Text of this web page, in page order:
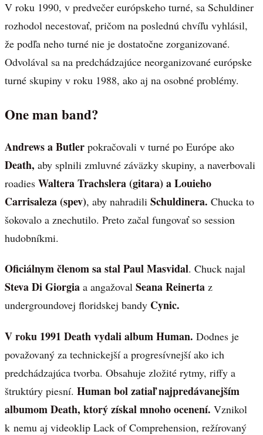
V roku 1990, v predvečer európskeho turné, sa Schuldiner
rozhodol necestovať, pričom na poslednú chvíľu vyhlásil,
že podľa neho turné nie je dostatočne zorganizované.
Odvolával sa na predchádzajúce neorganizované európske
turné skupiny v roku 1988, ako aj na osobné problémy.
One man band?
Andrews a Butler pokračovali v turné po Európe ako
Death, aby splnili zmluvné záväzky skupiny, a naverbovali
roadies Waltera Trachslera (gitara) a Louieho
Carrisaleza (spev), aby nahradili Schuldinera. Chucka to
šokovalo a znechutilo. Preto začal fungovať so session
hudobníkmi.
Oficiálnym členom sa stal Paul Masvidal. Chuck najal
Steva Di Giorgia a angažoval Seana Reinerta z
undergroundovej floridskej bandy Cynic.
V roku 1991 Death vydali album Human. Dodnes je
považovaný za technickejší a progresívnejší ako ich
predchádzajúca tvorba. Obsahuje zložité rytmy, riffy a
štruktúry piesní. Human bol zatiaľ najpredávanejším
albumom Death, ktorý získal mnoho ocenení. Vznikol
k nemu aj videoklip Lack of Comprehension, režírovaný